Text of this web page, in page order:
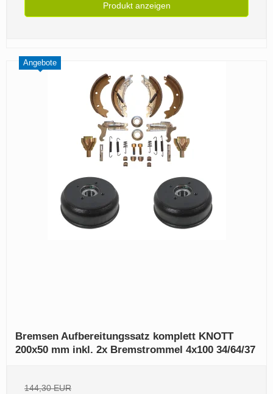
Produkt anzeigen
Angebote
Bremsen Aufbereitungssatz komplett KNOTT
200x50 mm inkl. 2x Bremstrommel 4x100 34/64/37
144,30 EUR